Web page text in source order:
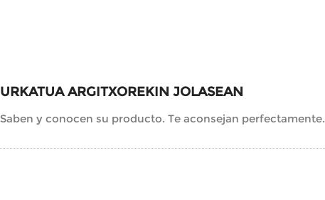
URKATUA ARGITXOREKIN JOLASEAN
Saben y conocen su producto. Te aconsejan perfectamente.